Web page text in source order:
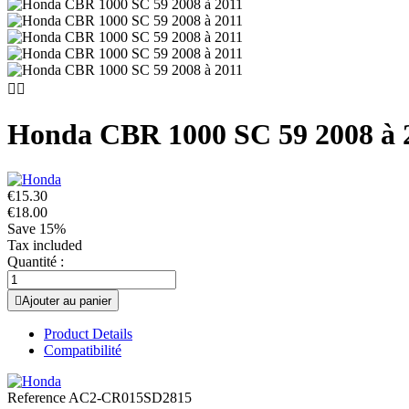
 
Honda CBR 1000 SC 59 2008 à
€15.30
€18.00
Save 15%
Tax included
Quantité :
Ajouter au panier
Product Details
Compatibilité
Reference AC2-CR015SD2815